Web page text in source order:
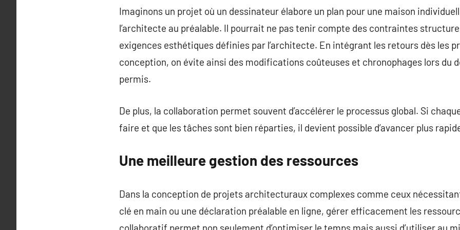
Imaginons un projet où un dessinateur élabore un plan pour une maison
l’architecte au préalable. Il pourrait ne pas tenir compte des contraintes
exigences esthétiques définies par l’architecte. En intégrant les retours dès les
conception, on évite ainsi des modifications coûteuses et chronophages lors du
permis.
De plus, la collaboration permet souvent d’accélérer le processus global. Si
faire et que les tâches sont bien réparties, il devient possible d’avancer plus
Une meilleure gestion des ressources
Dans la conception de projets architecturaux complexes comme ceux
clé en main ou une déclaration préalable en ligne, gérer efficacement les
collaboratif permet non seulement d’optimiser le temps mais aussi d’utiliser au